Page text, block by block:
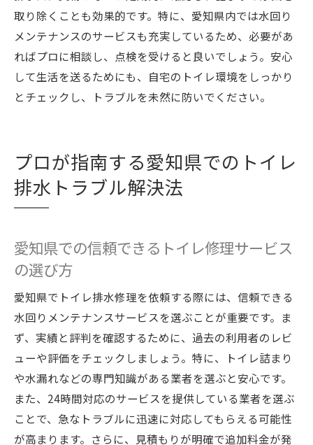
方法
トイレ排水問題を予防するための日常的な
習慣
メンテナンスのプロが教える簡単なトイレ
取り除くことも効果的です。特に、愛知県内では水回り
メンテナンスのサービスも充実しているため、必要があ
ればプロに相談し、点検を受けると良いでしょう。安心
して生活を送るためにも、自宅のトイレ環境をしっかり
とチェックし、トラブルを未然に防いでください。
プロが指南する愛知県でのトイレ
排水トラブル解決法
愛知県での信頼できるトイレ修理サービス
の選び方
愛知県でトイレ排水修理を依頼する際には、信頼できる
水回りメンテナンスサービスを選ぶことが重要です。ま
ず、実績と評判を確認するために、過去の利用者のレビ
ューや評価をチェックしましょう。特に、トイレ詰まり
や水漏れなどの専門知識がある業者を選ぶと安心です。
また、24時間対応のサービスを提供している業者を選ぶ
ことで、急なトラブルに迅速に対応してもらえる可能性
が高まります。さらに、見積もりが明確で追加料金が発